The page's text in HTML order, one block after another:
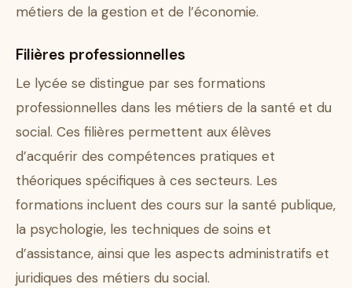
métiers de la gestion et de l’économie.
Filières professionnelles
Le lycée se distingue par ses formations
professionnelles dans les métiers de la santé et du
social. Ces filières permettent aux élèves
d’acquérir des compétences pratiques et
théoriques spécifiques à ces secteurs. Les
formations incluent des cours sur la santé publique,
la psychologie, les techniques de soins et
d’assistance, ainsi que les aspects administratifs et
juridiques des métiers du social.